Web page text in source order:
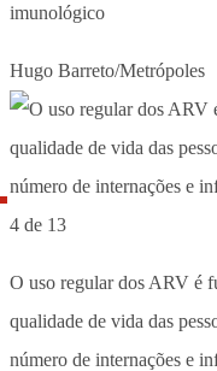
imunológico
Hugo Barreto/Metrópoles
4 de 13
O uso regular dos ARV é
qualidade de vida das
número de internações e